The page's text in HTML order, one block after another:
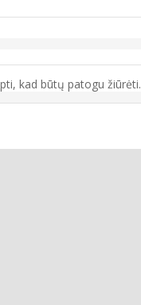
kad būtų patogu žiūrėti.